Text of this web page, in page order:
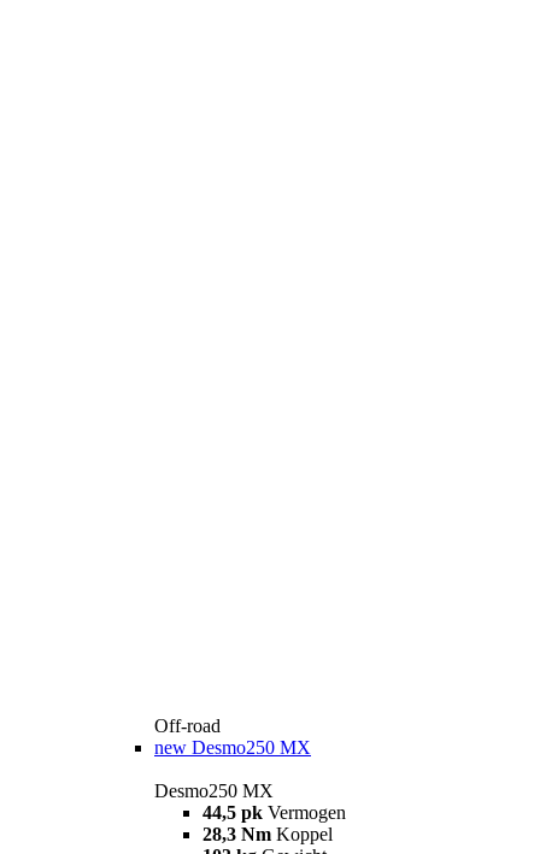
Off-road
new Desmo250 MX
Desmo250 MX
44,5 pk Vermogen
28,3 Nm Koppel